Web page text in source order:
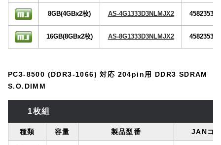
8GB(4GBx2枚) AS-4G1333D3NLMJX2
16GB(8GBx2枚) AS-8G1333D3NLMJX2
PC3-8500 (DDR3-1066) 対応 204pin用 DDR3 SDRAM
S.O.DIMM
1枚組
種類 容量 製品型番 JANコ